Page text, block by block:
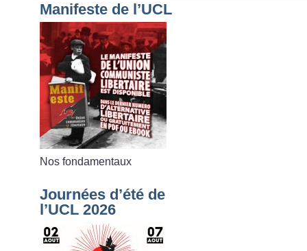
Manifeste de l’UCL
Nos fondamentaux
Journées d’été de
l’UCL 2026